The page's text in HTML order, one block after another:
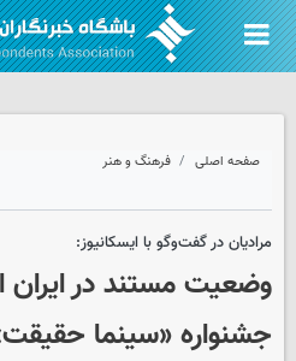
صفحه اصلی فرهنگ و هنر
مرادیان در گفت‌وگو با ایسکانیوز:
وضعیت مستند در
جشنواره «سینما